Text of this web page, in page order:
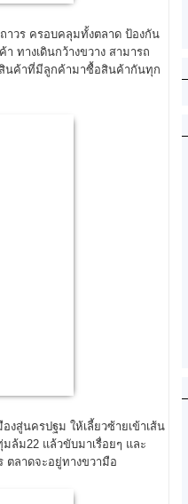
าวร ครอบคลุมทั้งตลาด ป้องกัน
ทางเดินกว้างขวาง สามารถ
สินค้าที่มีลูกค้ามาซื้อสินค้ากันทุก
สู่นครปฐม ให้เลี้ยวซ้ายเข้าเส้น
ม22 แล้วขับมาเรื่อยๆ และ
ตลาดจะอยู่ทางขวามือ